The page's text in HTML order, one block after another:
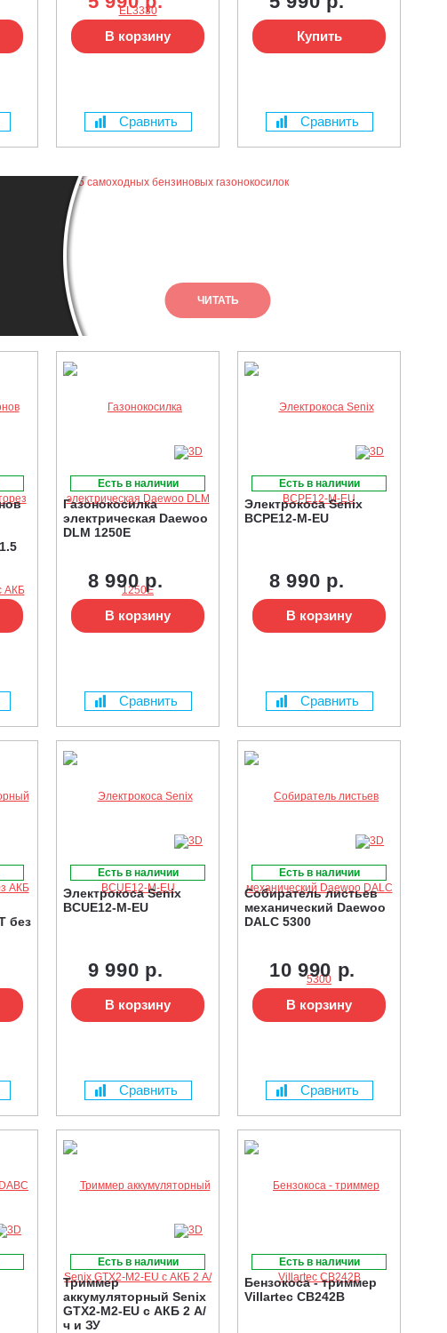
В корзину
Сравнить
Купить
Сравнить
ЧИТАТЬ
Есть в наличии
Газонокосилка
электрическая Daewoo
DLM 1250E
8 990 р.
В корзину
Сравнить
Есть в наличии
Электрокоса Senix
BCPE12-M-EU
8 990 р.
В корзину
Сравнить
без
Есть в наличии
Электрокоса Senix
BCUE12-M-EU
9 990 р.
В корзину
Сравнить
Есть в наличии
Собиратель листьев
механический Daewoo
DALC 5300
10 990 р.
В корзину
Сравнить
Есть в наличии
Триммер
аккумуляторный Senix
GTX2-M2-EU с АКБ 2 А/
ч и ЗУ
Есть в наличии
Бензокоса - триммер
Villartec CB242B